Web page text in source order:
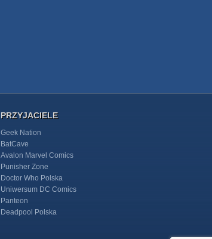
PRZYJACIELE
Geek Nation
BatCave
Avalon Marvel Comics
Punisher Zone
Doctor Who Polska
Uniwersum DC Comics
Panteon
Deadpool Polska